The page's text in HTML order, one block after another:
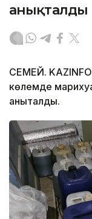
анықталды
СЕМЕЙ.
көлемде
анықталды.